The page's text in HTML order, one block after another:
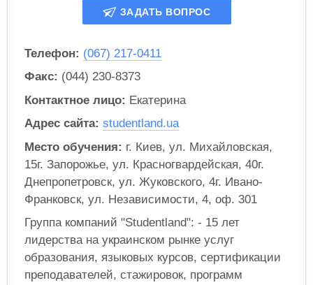
ЗАДАТЬ ВОПРОС
Телефон: (067) 217-0411
Факс: (044) 230-8373
Контактное лицо: Екатерина
Адрес сайта: studentland.ua
Место обучения: г. Киев, ул. Михайловская,
15г. Запорожье, ул. Красногвардейская, 40г.
Днепропетровск, ул. Жуковского, 4г. Ивано-
Франковск, ул. Независимости, 4, оф. 301
Группа компаний "Studentland": - 15 лет
лидерства на украинском рынке услуг
образования, языковых курсов, сертификации
преподавателей, стажировок, программ